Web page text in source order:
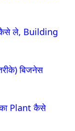
कैसे ले, Building
बिजनेस
Plant कैसे